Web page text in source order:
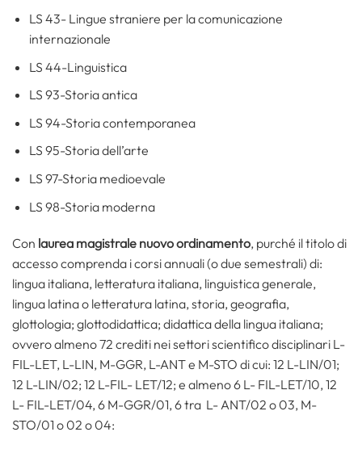
LS 43- Lingue straniere per la comunicazione
internazionale
LS 44-Linguistica
LS 93-Storia antica
LS 94-Storia contemporanea
LS 95-Storia dell’arte
LS 97-Storia medioevale
LS 98-Storia moderna
Con laurea magistrale nuovo ordinamento, purché il titolo di
accesso comprenda i corsi annuali (o due semestrali) di:
lingua italiana, letteratura italiana, linguistica generale,
lingua latina o letteratura latina, storia, geografia,
glottologia; glottodidattica; didattica della lingua italiana;
ovvero almeno 72 crediti nei settori scientifico disciplinari L-
FIL-LET, L-LIN, M-GGR, L-ANT e M-STO di cui: 12 L-LIN/01;
12 L-LIN/02; 12 L-FIL- LET/12; e almeno 6 L- FIL-LET/10, 12
L- FIL-LET/04, 6 M-GGR/01, 6 tra L- ANT/02 o 03, M-
STO/01 o 02 o 04: